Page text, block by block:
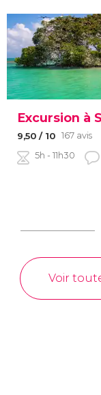
Excursion à
9,50 / 10 167 avis
5h - 11h30
Voir